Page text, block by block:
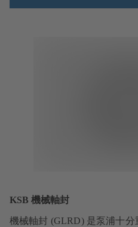
KSB 機械軸封
機械軸封 (GLRD) 是泵浦十